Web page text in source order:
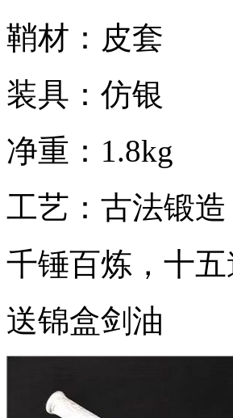
鞘材：皮套
装具：仿银
净重：1.8kg
工艺：古法锻造
千锤百炼，十
送锦盒剑油